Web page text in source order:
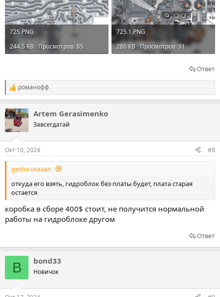
725.PNG
244.5 KB · Просмотров: 85
725.1.PNG
286 KB · Просмотров: 91
Ответ
Р
е
к
ц
и
романофф
Artem Gerasimenko
Завсегдатай
Окт 10, 2024 #8
gesha сказал:
откуда его взять, гидроблок без платы будет, плата старая
остается
коробка в сборе 400$ стоит, не получится нормальной
работы на гидроблоке другом
Ответ
B bond33
Новичок